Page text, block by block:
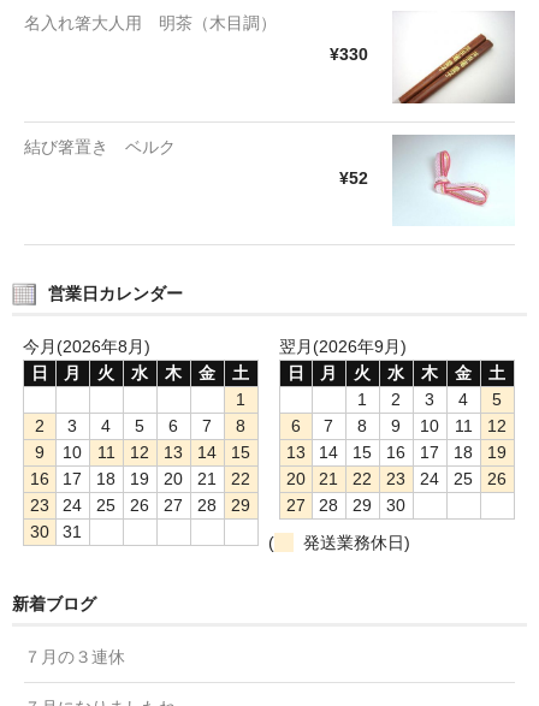
名入れ箸大人用 明茶（木目調）
¥330
結び箸置き ベルク
¥52
営業日カレンダー
今月(2026年8月)
日
月 火 水 木 金
土
1
2
3 4 5 6 7
8
9
10 11 12 13 14
15
16
17 18 19 20 21
22
23
24 25 26 27 28
29
30
31
翌月(2026年9月)
日
月 火 水 木 金
土
1
2 3 4
5
6
7 8 9 10 11
12
13
14 15 16 17 18
19
20
21 22 23 24 25
26
27
28 29
30
(
発送業務休日)
新着ブログ
７月の３連休